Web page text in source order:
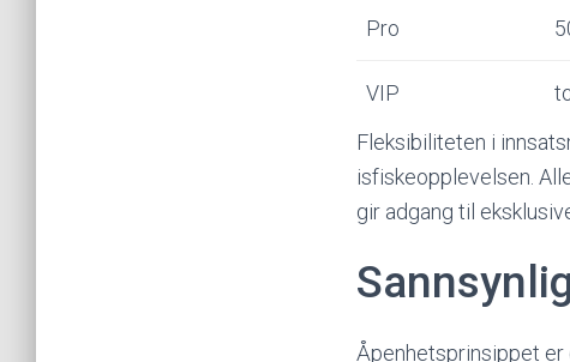
Pro
VIP
Fleksibiliteten i
isfiskeopplevelsen.
gir adgang til
Åpenhetsprinsippet er